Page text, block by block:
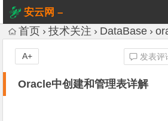
安云网 –
AnYun.ORG
首页 技术关注 DataBase
Oracle中创建和管理表详解
发表评
A+